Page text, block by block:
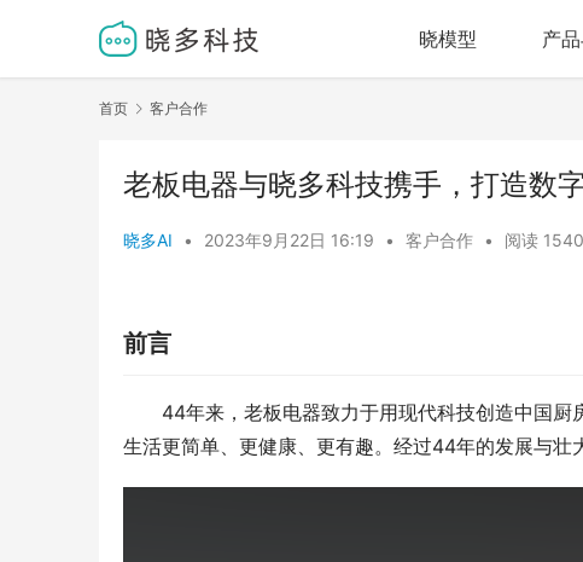
晓模型 产
首页 客户合作
老板电器与晓多科技携手，打造数
晓多AI • 2023年9月22日 16:19 • 客户合作 • 阅读 1540
前言
44年来，老板电器致力于用现代科技创造中国
生活更简单、更健康、更有趣。经过44年的发展与壮